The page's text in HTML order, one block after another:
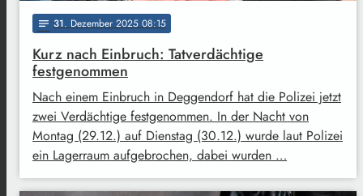
notes 31. Dezember 2025 08:15
Kurz nach Einbruch: Tatverdächtige
festgenommen
Nach einem Einbruch in Deggendorf hat die Polizei jetzt
zwei Verdächtige festgenommen. In der Nacht von
Montag (29.12.) auf Dienstag (30.12.) wurde laut Polizei
ein Lagerraum aufgebrochen, dabei wurden …